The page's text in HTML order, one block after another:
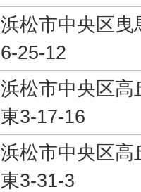
浜松市中央区曳
6-25-12
浜松市中央区高
東3-17-16
浜松市中央区高
東3-31-3